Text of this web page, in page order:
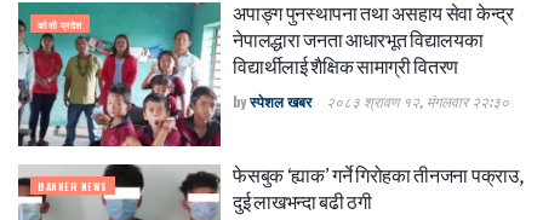
कोशी प्रदेश
अपाङ्ग पुनस्थापना तथा असहाय सेवा केन्द्र
नेपालद्धारा जनता आधारभूत विद्यालयका
विद्यार्थीलाई शैक्षिक सामाग्री वितरण
byस्पेशल खबर २०८३ श्रावण १२, मंगलवार २२:३०
BANNER NEWS
फेसबुक ‘ह्याक’ गर्ने गिरोहका तीनजना पक्राउ,
दुई लाखभन्दा बढी ठगी